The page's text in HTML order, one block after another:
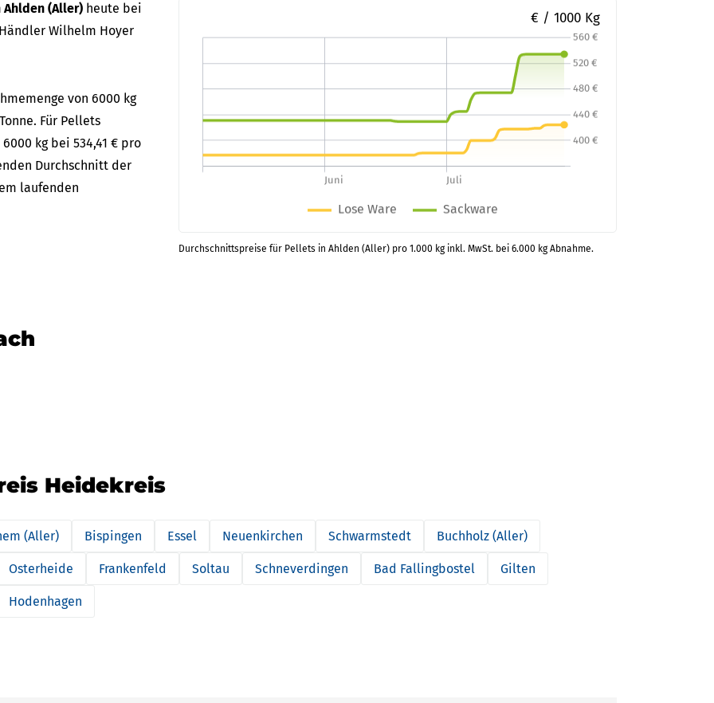
(Aller) heute bei
Wilhelm Hoyer
von 6000 kg
Für Pellets
kg bei 534,41 € pro
Durchschnitt der
laufenden
€ / 1000 Kg
Durchschnittspreise für Pellets in Ahlden (Aller) pro 1.000 kg inkl. MwSt. bei 6.000 kg Abnahme.
Heidekreis
(Aller) Bispingen Essel Neuenkirchen Schwarmstedt Buchholz (Aller)
Osterheide Frankenfeld Soltau Schneverdingen Bad Fallingbostel Gilten
Hodenhagen